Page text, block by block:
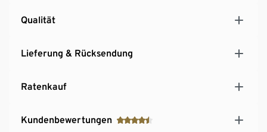
Qualität
Lieferung & Rücksendung
Ratenkauf
Kundenbewertungen